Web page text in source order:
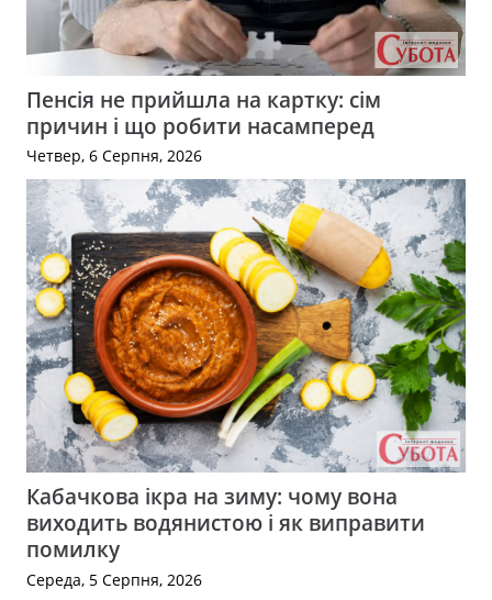
Пенсія не прийшла на картку: сім
причин і що робити насамперед
Четвер, 6 Серпня, 2026
Кабачкова ікра на зиму: чому вона
виходить водянистою і як виправити
помилку
Середа, 5 Серпня, 2026